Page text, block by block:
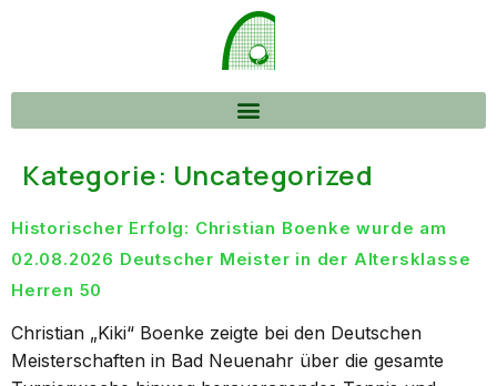
Kategorie: Uncategorized
Historischer Erfolg: Christian Boenke wurde am
02.08.2026 Deutscher Meister in der Altersklasse
Herren 50
Christian „Kiki“ Boenke zeigte bei den Deutschen
Meisterschaften in Bad Neuenahr über die gesamte